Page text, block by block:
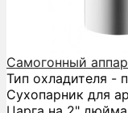
Самогонный
Тип охладителя -
Сухопарник для